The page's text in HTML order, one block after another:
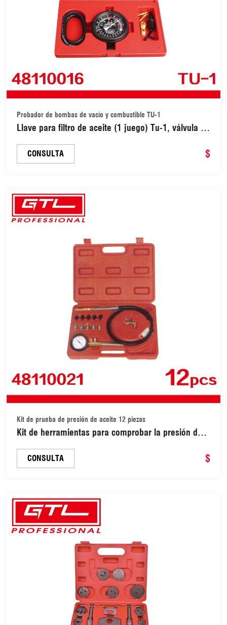
Probador de bombas de vacío y combustible TU-1
Llave para filtro de aceite (1 juego) Tu-1, válvula de
presión y vacío, kit de detección de obstrucciones
en el tubo de escape (4811001
CONSULTA $
Kit de prueba de presión de aceite 12 piezas
Kit de herramientas para comprobar la presión de
caja de herramientas, advertencia de bajo nivel de
aceite y adaptador de acoplam
CONSULTA $